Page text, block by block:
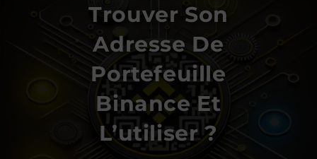
Trouver Son
Adresse De
Portefeuille
Binance Et
L’utiliser ?